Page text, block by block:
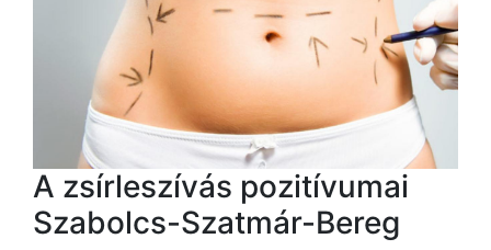
A zsírleszívás pozitívumai
Szabolcs-Szatmár-Bereg